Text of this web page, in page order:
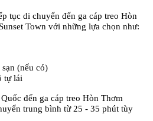
tục di chuyển đến ga cáp treo Hòn
Town với những lựa chọn như:
(nếu có)
tự lái
đến ga cáp treo Hòn Thơm
trung bình từ 25 - 35 phút tùy